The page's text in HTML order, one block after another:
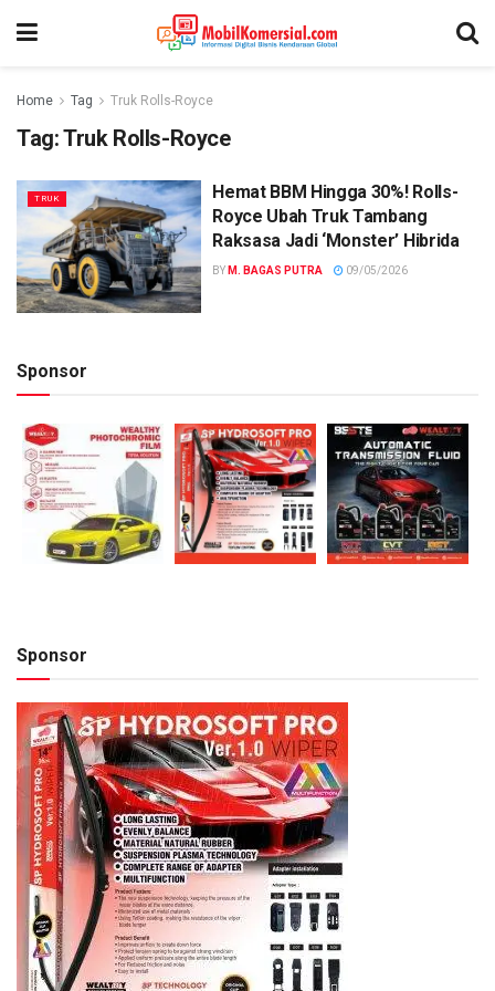
Home Tag Truk Rolls-Royce
Tag:Truk Rolls-Royce
TRUK
Hemat BBM Hingga 30%! Rolls-
Royce Ubah Truk Tambang
Raksasa Jadi ‘Monster’ Hibrida
BY M. BAGAS PUTRA 09/05/2026
Sponsor
Sponsor